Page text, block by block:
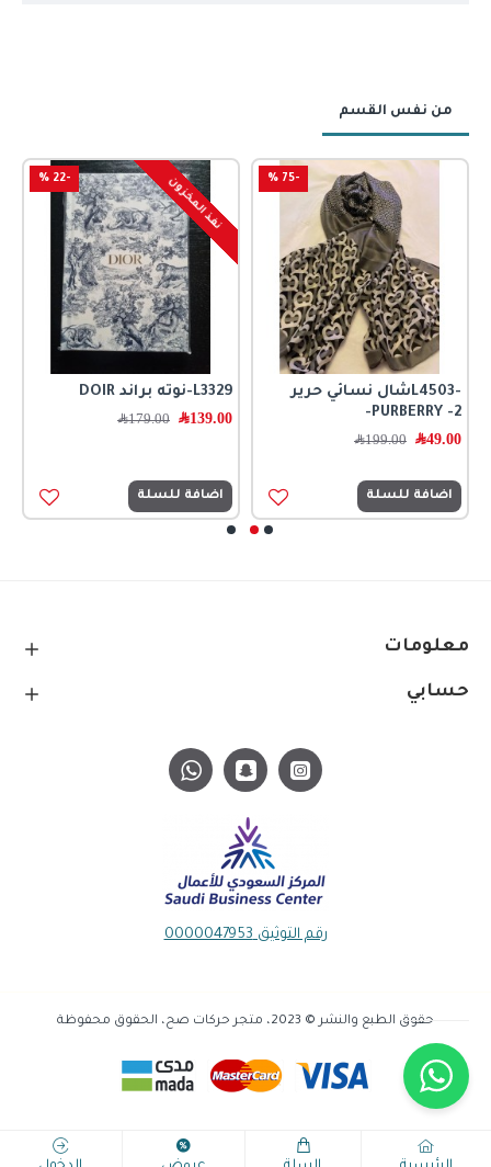
من نفس القسم
-75 %
-L4503شال نسائي حرير
PURBERRY -2-
49.00﷼ 199.00﷼
اضافة للسلة
-22 % نفذ المخزون
L3329-نوته براند DOIR
139.00﷼ 179.00﷼
اضافة للسلة
معلومات
حسابي
رقم التوثيق 0000047953
حقوق الطبع والنشر © 2023، متجر حركات صح، الحقوق محفوظة